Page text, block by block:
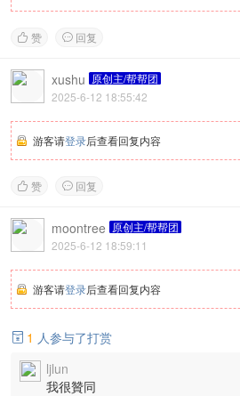
 赞  回复
xushu 原创主/帮帮团
2025-6-12 18:55:42
游客请登录后查看回复内容
 赞  回复
moontree 原创主/帮帮团
2025-6-12 18:59:11
游客请登录后查看回复内容
 1 人参与了打赏
ljlun
我很贊同